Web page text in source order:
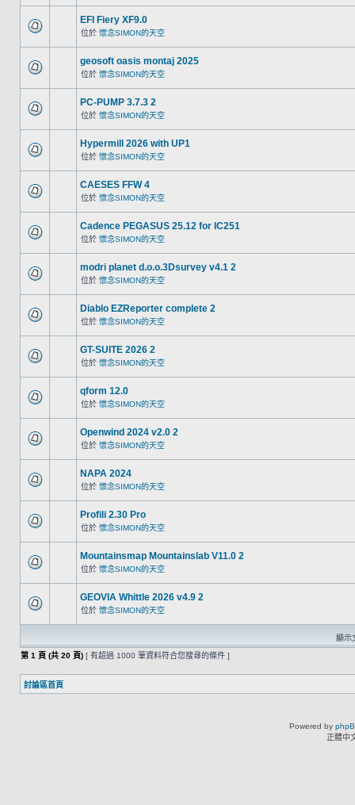
EFI Fiery XF9.0
位於 懷念SIMON的天空
geosoft oasis montaj 2025
位於 懷念SIMON的天空
PC-PUMP 3.7.3 2
位於 懷念SIMON的天空
Hypermill 2026 with UP1
位於 懷念SIMON的天空
CAESES FFW 4
位於 懷念SIMON的天空
Cadence PEGASUS 25.12 for IC251
位於 懷念SIMON的天空
modri planet d.o.o.3Dsurvey v4.1 2
位於 懷念SIMON的天空
Diablo EZReporter complete 2
位於 懷念SIMON的天空
GT-SUITE 2026 2
位於 懷念SIMON的天空
qform 12.0
位於 懷念SIMON的天空
Openwind 2024 v2.0 2
位於 懷念SIMON的天空
NAPA 2024
位於 懷念SIMON的天空
Profili 2.30 Pro
位於 懷念SIMON的天空
Mountainsmap Mountainslab V11.0 2
位於 懷念SIMON的天空
GEOVIA Whittle 2026 v4.9 2
位於 懷念SIMON的天空
顯示
第 1 頁 (共 20 頁) [ 有超過 1000 筆資料符合您搜尋的條件 ]
討論區首頁
Powered by
正體中